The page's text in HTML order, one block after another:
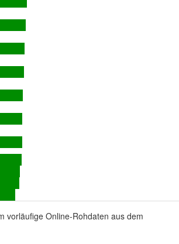
vorläufige Online-Rohdaten aus dem